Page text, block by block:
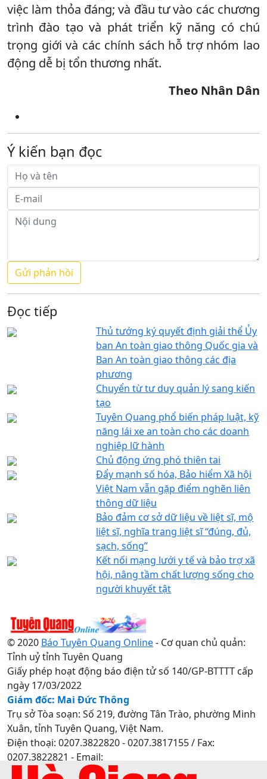
việc làm thỏa đáng; và đầu tư vào các chương
trình đào tạo và phát triển kỹ năng có chú
trọng giới và các chính sách hỗ trợ nhóm lao
động dễ bị tổn thương nhất.
Theo Nhân Dân
Ý kiến bạn đọc
Đọc tiếp
Thủ tướng ký quyết định giải thể Ủy
ban An toàn giao thông Quốc gia và
Ban An toàn giao thông các địa
phương
Chuyển từ tư duy quản lý sang kiến
tạo
Tuyên Quang phổ biến pháp luật, kỹ
năng lái xe an toàn cho các doanh
nghiệp lữ hành
Chủ động ứng phó thiên tai
Đẩy mạnh số hóa, Bảo hiểm Xã hội
Việt Nam vẫn gặp điểm nghẽn liên
thông dữ liệu
Bảo đảm cơ sở dữ liệu về liệt sĩ, mộ
liệt sĩ, nghĩa trang liệt sĩ “đúng, đủ,
sạch, sống”
Kết nối mạng lưới y tế và bảo trợ xã
hội, nâng tầm chất lượng sống cho
người khuyết tật
© 2020 Báo Tuyên Quang Online- Cơ quan chủ quản:
Tỉnh uỷ tỉnh Tuyên Quang
Giấy phép hoạt động báo điện tử số 140/GP-BTTTT cấp
ngày 17/03/2022
Giám đốc: Mai Đức Thông
Trụ sở Tòa soạn: Số 219, đường Tân Trào, phường Minh
Xuân, tỉnh Tuyên Quang, Việt Nam.
Điện thoại: 0207.3822820 - 0207.3817155 / Fax:
0207.3822821 - Email:
baotuyenquang.com.vn@gmail.com